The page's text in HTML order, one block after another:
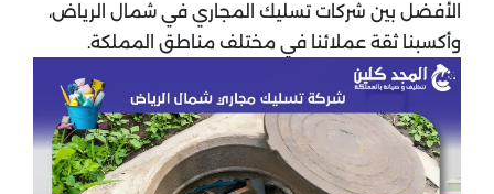
الأفضل بين شركات تسليك المجاري في شمال الرياض،
وأكسبنا ثقة عملائنا في مختلف مناطق المملكة.